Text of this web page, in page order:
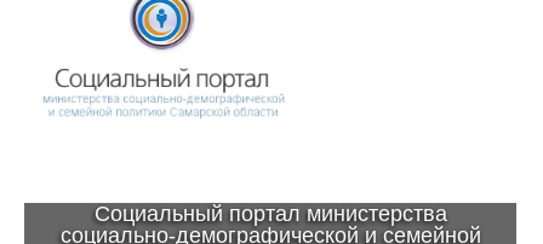
Социальный портал министерства
социально-демографической и семейной